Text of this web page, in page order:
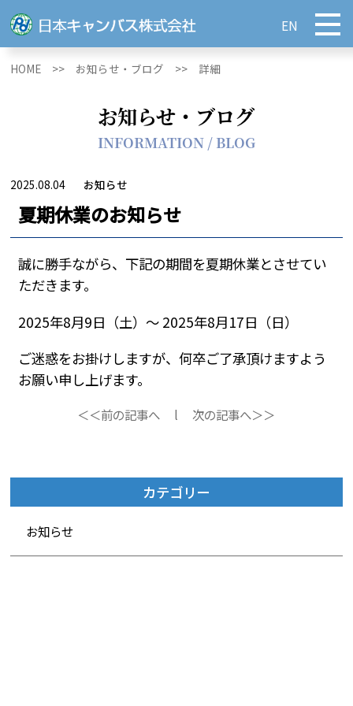
EN
HOME >> お知らせ・ブログ >> 詳細
お知らせ・ブログ
INFORMATION / BLOG
2025.08.04 お知らせ
夏期休業のお知らせ
誠に勝手ながら、下記の期間を夏期休業とさせてい
ただきます。
2025年8月9日（土）～ 2025年8月17日（日）
ご迷惑をお掛けしますが、何卒ご了承頂けますよう
お願い申し上げます。
＜＜前の記事へ l 次の記事へ＞＞
カテゴリー
お知らせ